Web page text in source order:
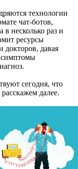
технологии
чат-ботов,
в несколько раз и
ресурсы
докторов, давая
симптомы
сегодня, что
далее.